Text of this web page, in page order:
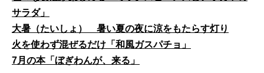
サラダ」
大暑（たいしょ） 暑い夏の夜に涼をもたらす灯り
火を使わず混ぜるだけ「和風ガスパチョ」
7月の本「ぼぎわんが、来る」